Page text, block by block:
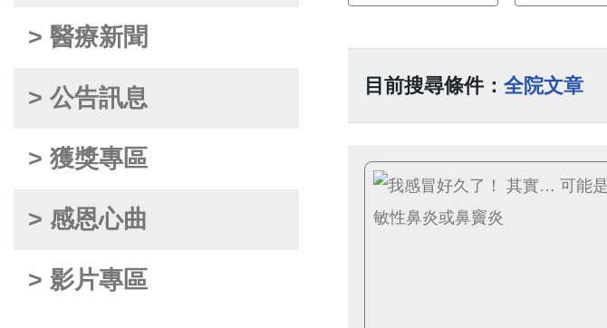
> 醫療新聞
> 公告訊息
> 獲獎專區
> 感恩心曲
> 影片專區
目前搜尋條件： 全院文章